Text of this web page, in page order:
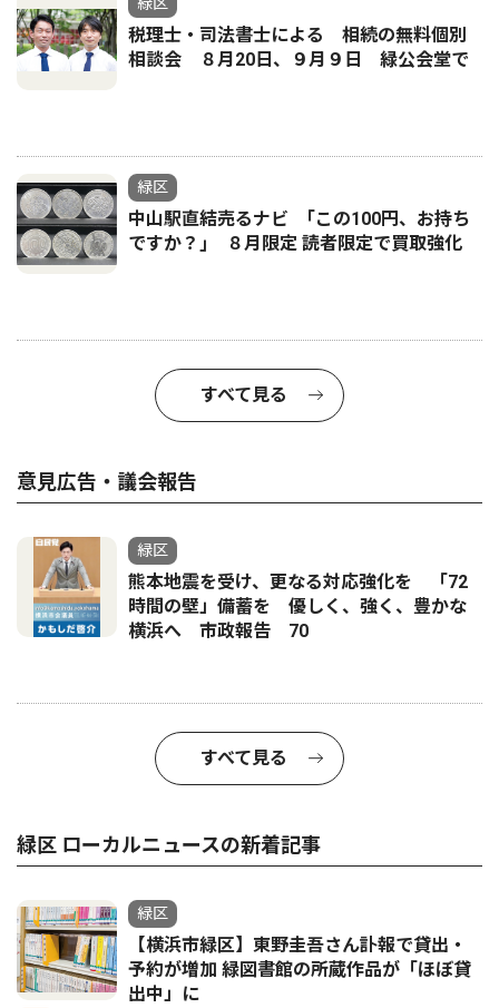
税理士・司法書士による 相続の無料個別
相談会 ８月20日、９月９日 緑公会堂で
緑区
中山駅直結売るナビ ｢この100円、お持ち
ですか？｣ ８月限定 読者限定で買取強化
すべて見る
意見広告・議会報告
緑区
熊本地震を受け、更なる対応強化を 「72
時間の壁」備蓄を 優しく、強く、豊かな
横浜へ 市政報告 70
すべて見る
緑区 ローカルニュースの新着記事
緑区
【横浜市緑区】東野圭吾さん訃報で貸出・
予約が増加 緑図書館の所蔵作品が「ほぼ貸
出中」に